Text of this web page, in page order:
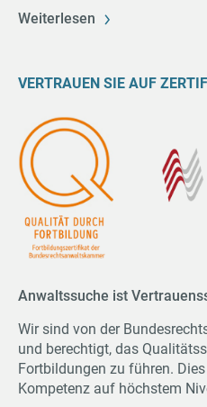
Weiterlesen
VERTRAUEN SIE AUF
Anwaltssuche ist
Wir sind von der
und berechtigt, das
Fortbildungen zu führen.
Kompetenz auf höchstem